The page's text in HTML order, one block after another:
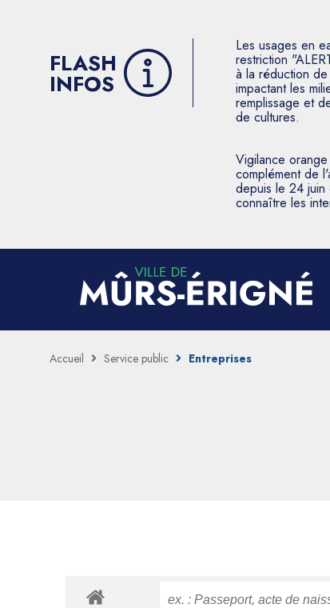
FLASH
INFOS
Les usages en
restriction
à la réduction
impactant les
remplissage et
de cultures.
Vigilance
complément de
depuis le 24 juin
connaître les
Accueil Service public Entreprises